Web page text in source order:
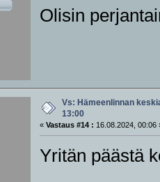
Olisin
Vs: Hämeenlinnan
13:00
« Vastaus #14 : 16.08.2024, 00:06
Yritän päästä